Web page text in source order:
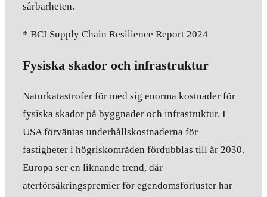
sårbarheten.
* BCI Supply Chain Resilience Report 2024
Fysiska skador och infrastruktur
Naturkatastrofer för med sig enorma kostnader för
fysiska skador på byggnader och infrastruktur. I
USA förväntas underhållskostnaderna för
fastigheter i högriskområden fördubblas till år 2030.
Europa ser en liknande trend, där
återförsäkringspremier för egendomsförluster har